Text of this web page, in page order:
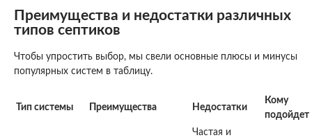
Преимущества и недостатки различных
типов септиков
Чтобы упростить выбор, мы свели основные плюсы и минусы
популярных систем в таблицу.
Тип системы Преимущества Недостатки
Кому
подойдет
Частая и